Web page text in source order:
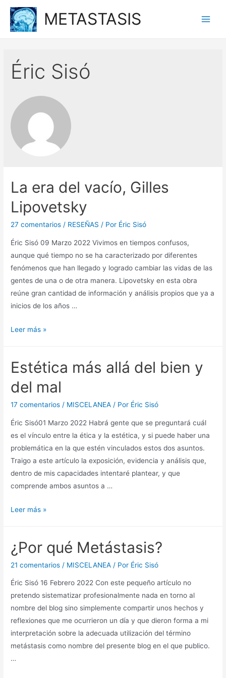
contenido
METASTASIS
Éric Sisó
La era del vacío, Gilles
Lipovetsky
27 comentarios / RESEÑAS / Por Éric Sisó
Éric Sisó 09 Marzo 2022 Vivimos en tiempos confusos,
aunque qué tiempo no se ha caracterizado por diferentes
fenómenos que han llegado y logrado cambiar las vidas de las
gentes de una o de otra manera. Lipovetsky en esta obra
reúne gran cantidad de información y análisis propios que ya a
inicios de los años …
La
vacío,
Lipovetsky
Leer más »
Estética más allá del bien y
del mal
17 comentarios / MISCELANEA / Por Éric Sisó
Éric Sisó01 Marzo 2022 Habrá gente que se preguntará cuál
es el vínculo entre la ética y la estética, y si puede haber una
problemática en la que estén vinculados estos dos asuntos.
Traigo a este artículo la exposición, evidencia y análisis que,
dentro de mis capacidades intentaré plantear, y que
comprende ambos asuntos a …
Estética
del
del
mal
Leer más »
¿Por qué Metástasis?
21 comentarios / MISCELANEA / Por Éric Sisó
Éric Sisó 16 Febrero 2022 Con este pequeño artículo no
pretendo sistematizar profesionalmente nada en torno al
nombre del blog sino simplemente compartir unos hechos y
reflexiones que me ocurrieron un día y que dieron forma a mi
interpretación sobre la adecuada utilización del término
metástasis como nombre del presente blog en el que publico.
…